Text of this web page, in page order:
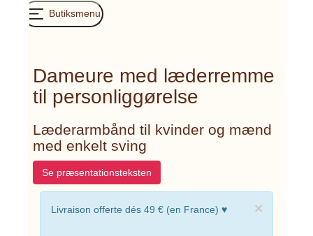
Butiksmenu
Dameure med læderremme
til personliggørelse
Læderarmbånd til kvinder og mænd
med enkelt sving
Se præsentationsteksten
×
Livraison offerte dés 49 € (en France) ♥